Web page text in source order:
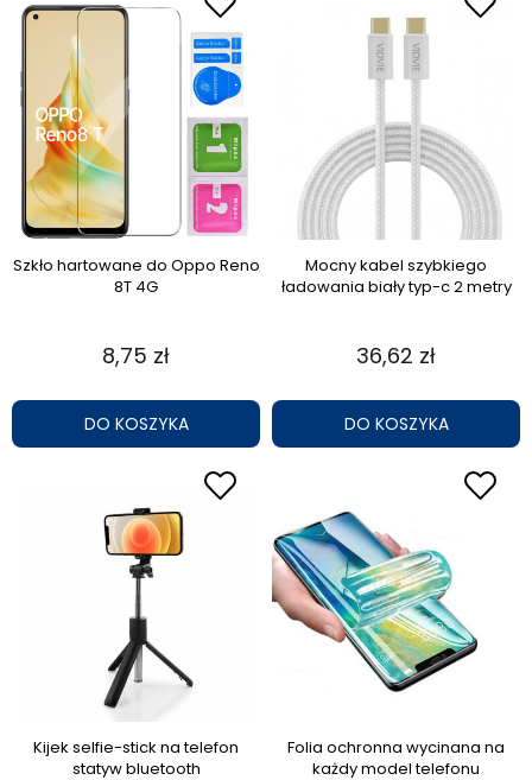
Szkło hartowane do Oppo Reno
8T 4G
8,75 zł
DO KOSZYKA
Mocny kabel szybkiego
ładowania biały typ-c 2 metry
36,62 zł
DO KOSZYKA
Kijek selfie-stick na telefon
statyw bluetooth
Folia ochronna wycinana na
każdy model telefonu